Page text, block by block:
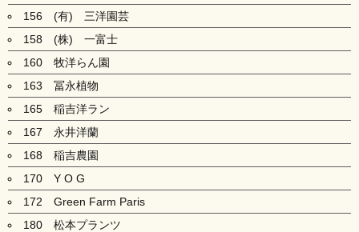
156 (有) 三洋園芸
158 (株) 一富士
160 牧洋らん園
163 冨永植物
165 稲吉洋ラン
167 永井洋蘭
168 稲吉農園
170 Y O G
172 Green Farm Paris
180 松本プランツ